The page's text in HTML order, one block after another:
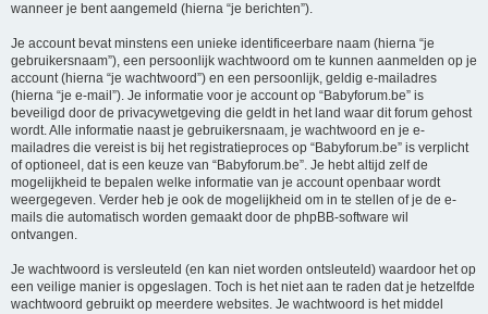
wanneer je bent aangemeld (hierna “je berichten”).
Je account bevat minstens een unieke identificeerbare naam (hierna “je
gebruikersnaam”), een persoonlijk wachtwoord om te kunnen aanmelden op je
account (hierna “je wachtwoord”) en een persoonlijk, geldig e-mailadres
(hierna “je e-mail”). Je informatie voor je account op “Babyforum.be” is
beveiligd door de privacywetgeving die geldt in het land waar dit forum gehost
wordt. Alle informatie naast je gebruikersnaam, je wachtwoord en je e-
mailadres die vereist is bij het registratieproces op “Babyforum.be” is verplicht
of optioneel, dat is een keuze van “Babyforum.be”. Je hebt altijd zelf de
mogelijkheid te bepalen welke informatie van je account openbaar wordt
weergegeven. Verder heb je ook de mogelijkheid om in te stellen of je de e-
mails die automatisch worden gemaakt door de phpBB-software wil
ontvangen.
Je wachtwoord is versleuteld (en kan niet worden ontsleuteld) waardoor het op
een veilige manier is opgeslagen. Toch is het niet aan te raden dat je hetzelfde
wachtwoord gebruikt op meerdere websites. Je wachtwoord is het middel